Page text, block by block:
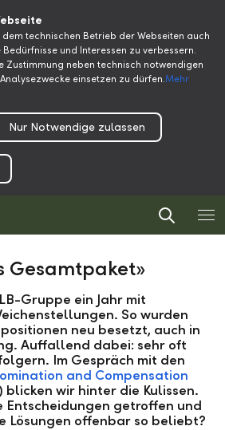
technischen Betrieb der Webseiten auch
und Interessen zu verbessern.
Zustimmung neben technisch notwendigen
einsetzen zu dürfen.Mehr
Nur Notwendige zulassen
Gesamtpaket»
Gruppe ein Jahr mit
So wurden
neu besetzt, auch in
Auffallend dabei: sehr oft
Im Gespräch mit den
and Compensation
blicken wir hinter die Kulissen.
Entscheidungen getroffen und
Lösungen offenbar so beliebt?